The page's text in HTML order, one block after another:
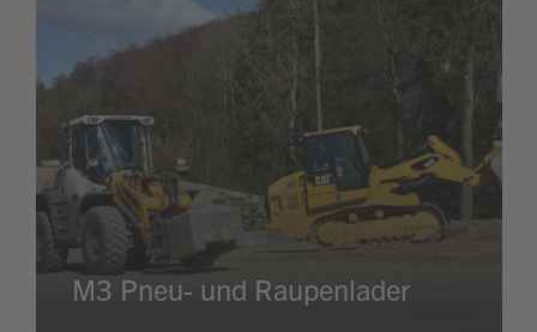
M3 Pneu- und Raupenlader